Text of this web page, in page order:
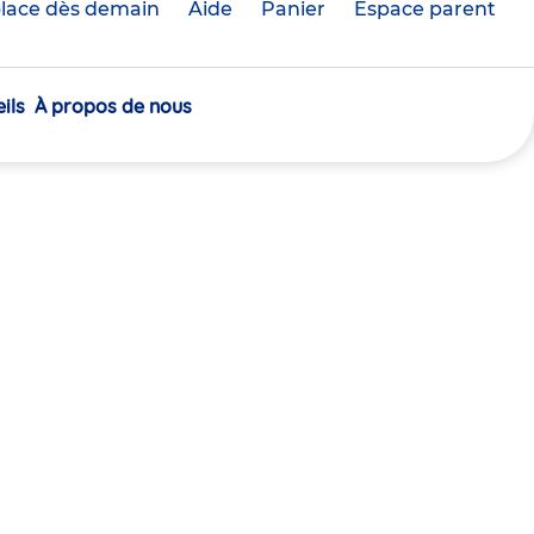
dès demain Aide Panier crèche(s)
Espace parent
À propos de nous